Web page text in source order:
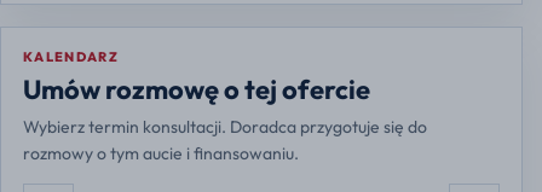
KALENDARZ
Umów rozmowę o tej ofercie
Wybierz termin konsultacji. Doradca przygotuje się do
rozmowy o tym aucie i finansowaniu.
Europe/Warsaw